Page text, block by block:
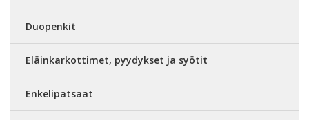
Duopenkit
Eläinkarkottimet, pyydykset ja syötit
Enkelipatsaat